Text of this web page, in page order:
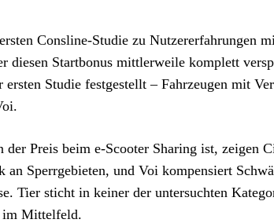
Consline-Studie zu Nutzererfahrungen
diesen Startbonus mittlerweile komplett
ersten Studie festgestellt – Fahrzeugen mit
der Preis beim e-Scooter Sharing ist, zeigen
an Sperrgebieten, und Voi kompensiert
Tier sticht in keiner der untersuchten
im Mittelfeld.